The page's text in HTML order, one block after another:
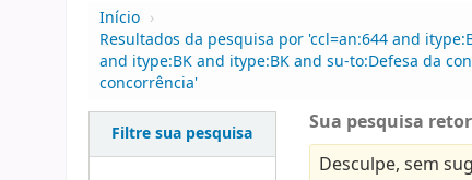
Início ›
Resultados da pesquisa por 'ccl=an:644 and
and itype:BK and itype:BK and su-to:Defesa da
concorrência'
Filtre sua pesquisa
Sua pesquisa
Desculpe, sem